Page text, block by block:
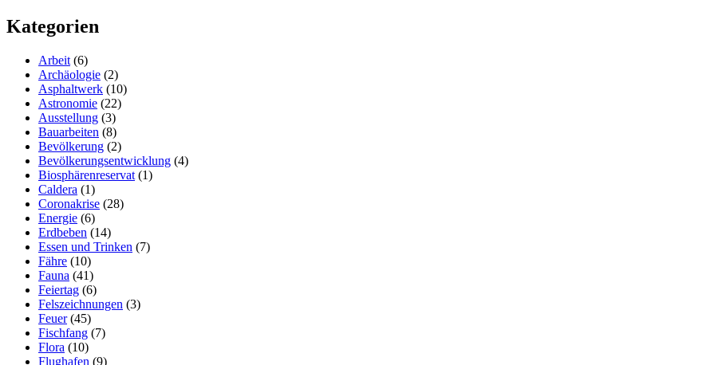
Kategorien
Arbeit (6)
Archäologie (2)
Asphaltwerk (10)
Astronomie (22)
Ausstellung (3)
Bauarbeiten (8)
Bevölkerung (2)
Bevölkerungsentwicklung (4)
Biosphärenreservat (1)
Caldera (1)
Coronakrise (28)
Energie (6)
Erdbeben (14)
Essen und Trinken (7)
Fähre (10)
Fauna (41)
Feiertag (6)
Felszeichnungen (3)
Feuer(45)
Fischfang (7)
Flora (10)
Flughafen (9)